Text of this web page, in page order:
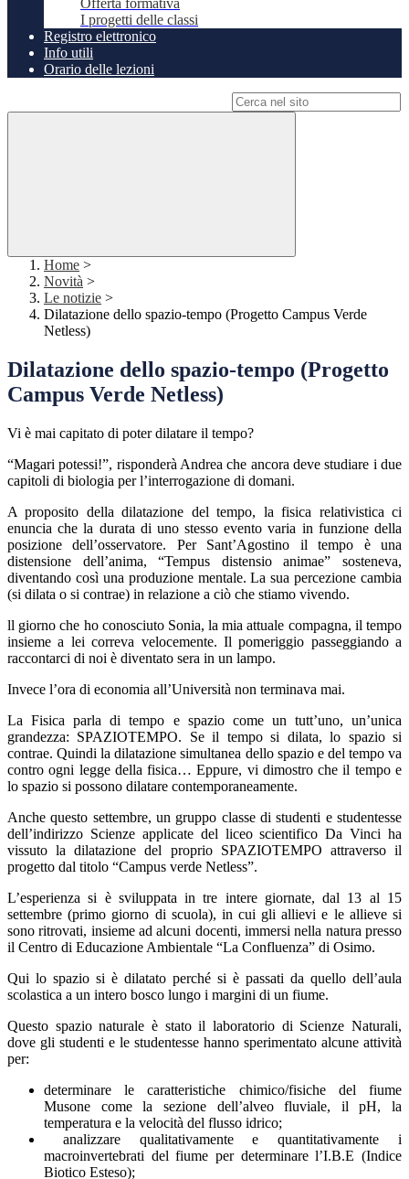
Offerta formativa
I progetti delle classi
Registro elettronico
Info utili
Orario delle lezioni
Home >
Novità >
Le notizie >
Dilatazione dello spazio-tempo (Progetto Campus Verde
Netless)
Dilatazione dello spazio-tempo (Progetto
Campus Verde Netless)
Vi è mai capitato di poter dilatare il tempo?
“Magari potessi!”, risponderà Andrea che ancora deve studiare i due
capitoli di biologia per l’interrogazione di domani.
A proposito della dilatazione del tempo, la fisica relativistica ci
enuncia che la durata di uno stesso evento varia in funzione della
posizione dell’osservatore. Per Sant’Agostino il tempo è una
distensione dell’anima, “Tempus distensio animae” sosteneva,
diventando così una produzione mentale. La sua percezione cambia
(si dilata o si contrae) in relazione a ciò che stiamo vivendo.
ll giorno che ho conosciuto Sonia, la mia attuale compagna, il tempo
insieme a lei correva velocemente. Il pomeriggio passeggiando a
raccontarci di noi è diventato sera in un lampo.
Invece l’ora di economia all’Università non terminava mai.
La Fisica parla di tempo e spazio come un tutt’uno, un’unica
grandezza: SPAZIOTEMPO. Se il tempo si dilata, lo spazio si
contrae. Quindi la dilatazione simultanea dello spazio e del tempo va
contro ogni legge della fisica… Eppure, vi dimostro che il tempo e
lo spazio si possono dilatare contemporaneamente.
Anche questo settembre, un gruppo classe di studenti e studentesse
dell’indirizzo Scienze applicate del liceo scientifico Da Vinci ha
vissuto la dilatazione del proprio SPAZIOTEMPO attraverso il
progetto dal titolo “Campus verde Netless”.
L’esperienza si è sviluppata in tre intere giornate, dal 13 al 15
settembre (primo giorno di scuola), in cui gli allievi e le allieve si
sono ritrovati, insieme ad alcuni docenti, immersi nella natura presso
il Centro di Educazione Ambientale “La Confluenza” di Osimo.
Qui lo spazio si è dilatato perché si è passati da quello dell’aula
scolastica a un intero bosco lungo i margini di un fiume.
Questo spazio naturale è stato il laboratorio di Scienze Naturali,
dove gli studenti e le studentesse hanno sperimentato alcune attività
per:
determinare le caratteristiche chimico/fisiche del fiume
Musone come la sezione dell’alveo fluviale, il pH, la
temperatura e la velocità del flusso idrico;
analizzare qualitativamente e quantitativamente i
macroinvertebrati del fiume per determinare l’I.B.E (Indice
Biotico Esteso);